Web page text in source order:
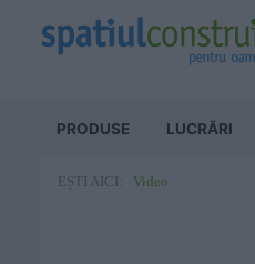
PRODUSE LUCRĂRI
EȘTI AICI: Video